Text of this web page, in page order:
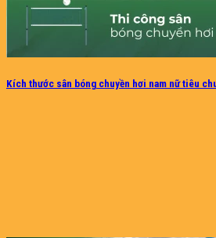
Kích thước sân bóng chuyền hơi nam nữ tiêu